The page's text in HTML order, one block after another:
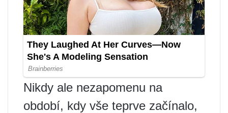
Nikdy ale nezapomenu na
období, kdy vše teprve začínalo,